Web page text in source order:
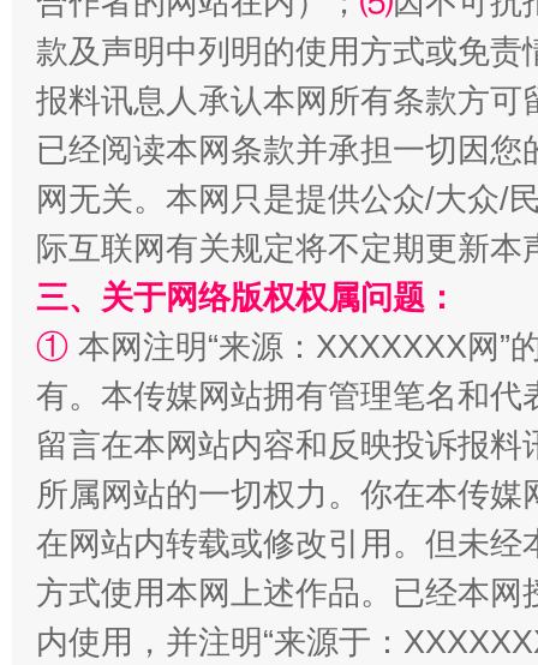
款及声明中列明的使用方式或免责
报料讯息人承认本网所有条款方
已经阅读本网条款并承担一切因
网无关。本网只是提供公众/大众/
际互联网有关规定将不定期更新本
三、关于网络版权权属问题：
① 本网注明“来源：XXXXXXX网”
有。本传媒网站拥有管理笔名和
留言在本网站内容和反映投诉报
所属网站的一切权力。你在本传
在网站内转载或修改引用。但未
方式使用本网上述作品。已经本
内使用，并注明“来源于：